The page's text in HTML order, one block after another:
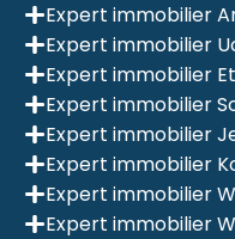
Expert immobilier
Expert immobilier
Expert immobilier
Expert immobilier
Expert immobilier
Expert immobilier
Expert immobilier
Expert immobilier